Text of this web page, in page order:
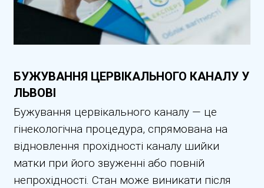
БУЖУВАННЯ ЦЕРВІКАЛЬНОГО КАНАЛУ У
ЛЬВОВІ
Бужування цервікального каналу — це
гінекологічна процедура, спрямована на
відновлення прохідності каналу шийки
матки при його звуженні або повній
непрохідності. Стан може виникати після